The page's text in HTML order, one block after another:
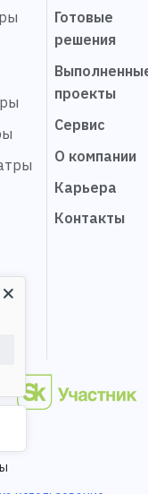
Готовые
решения
проекты
Сервис
О компании
Карьера
Контакты